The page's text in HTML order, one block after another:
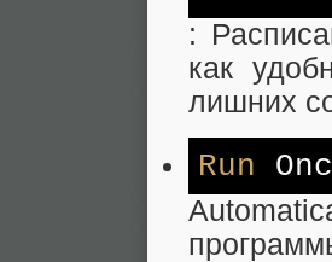
:
как
лишних
Run